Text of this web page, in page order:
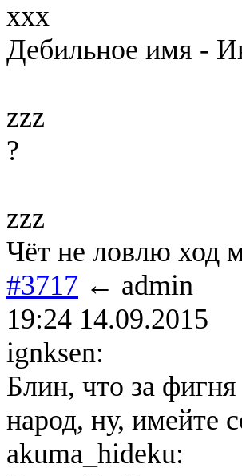
xxx
Дебильное имя -
zzz
?
zzz
Чёт не ловлю ход
#3717 ← admin
19:24 14.09.2015
ignksen:
Блин, что за
народ, ну, имейте
akuma_hideku: